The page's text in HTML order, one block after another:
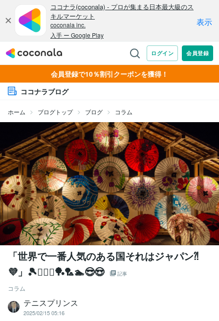
会員登録で10％割引クーポンを獲得！
ココナラブログ
ホーム ブログトップ ブログ コラム
「世界で一番人気のある国それはジャパン⁈
💜」🎾🚴‍♀️⚔️🏓🏸🏊😎😍
記事
コラム
テニスプリンス
2025/02/15 05:16